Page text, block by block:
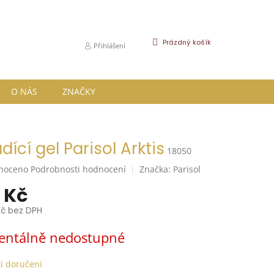
Přihlášení
NÁKUPNÍ
Prázdný košík
O NÁS ZNAČKY
gel Parisol Arktis 18050
Podrobnosti hodnocení Značka: Parisol
bez DPH
nedostupné
doručení